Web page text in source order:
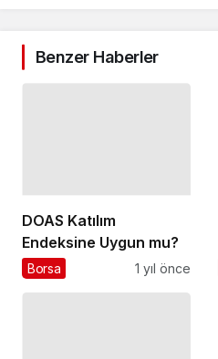
Benzer Haberler
DOAS Katılım
Endeksine Uygun mu?
Borsa 1 yıl önce